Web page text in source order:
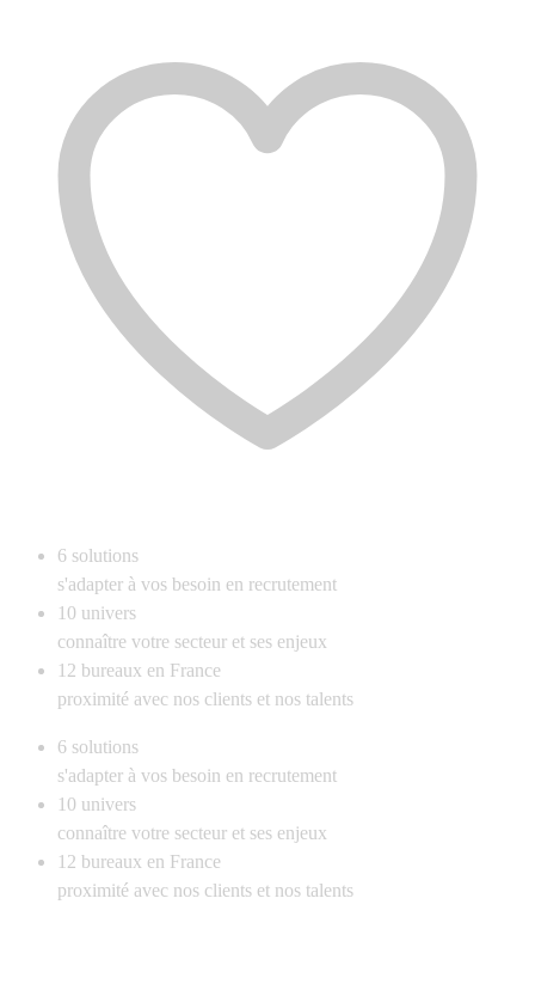
6 solutions
s'adapter à vos besoin en recrutement
10 univers
connaître votre secteur et ses enjeux
12 bureaux en France
proximité avec nos clients et nos talents
6 solutions
s'adapter à vos besoin en recrutement
10 univers
connaître votre secteur et ses enjeux
12 bureaux en France
proximité avec nos clients et nos talents